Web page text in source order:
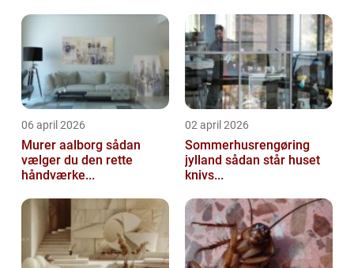
06 april 2026
Murer aalborg sådan
vælger du den rette
håndværke...
02 april 2026
Sommerhusrengøring
jylland sådan står huset
knivs...